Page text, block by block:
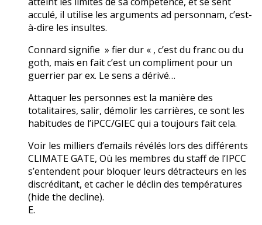
acculé, il utilise les arguments ad personnam, c’est-
à-dire les insultes.
Connard signifie » fier dur « , c’est du franc ou du
goth, mais en fait c’est un compliment pour un
guerrier par ex. Le sens a dérivé…
Attaquer les personnes est la manière des
totalitaires, salir, démolir les carrières, ce sont les
habitudes de l’iPCC/GIEC qui a toujours fait cela.
Voir les milliers d’emails révélés lors des différents
CLIMATE GATE, Où les membres du staff de l’IPCC
s’entendent pour bloquer leurs détracteurs en les
discréditant, et cacher le déclin des températures
(hide the decline).
E.